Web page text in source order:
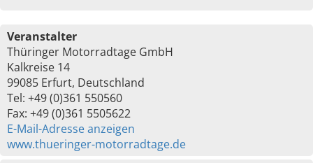
Veranstalter
Thüringer Motorradtage GmbH
Kalkreise 14
99085 Erfurt, Deutschland
Tel: +49 (0)361 550560
Fax: +49 (0)361 5505622
E-Mail-Adresse anzeigen
www.thueringer-motorradtage.de